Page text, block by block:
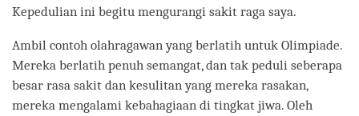
Kepedulian ini begitu mengurangi sakit raga saya.
Ambil contoh olahragawan yang berlatih untuk Olimpiade.
Mereka berlatih penuh semangat, dan tak peduli seberapa
besar rasa sakit dan kesulitan yang mereka rasakan,
mereka mengalami kebahagiaan di tingkat jiwa. Oleh